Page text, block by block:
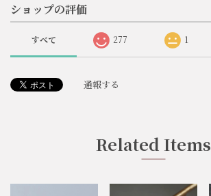
ショップの評価
すべて 277 1
通報する
Related Items